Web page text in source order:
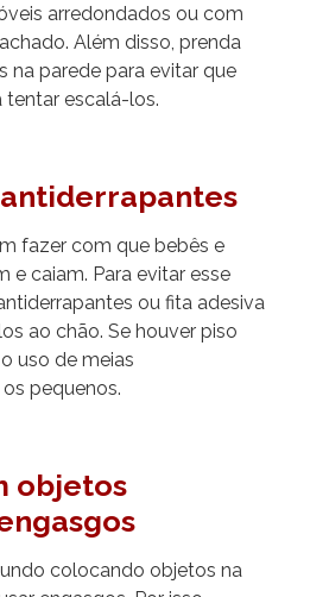
arredondados ou com
Além disso, prenda
na parede para evitar que
escalá-los.
fazer com que bebês e
e caiam. Para evitar esse
ou fita adesiva
ao chão. Se houver piso
uso de meias
pequenos.
objetos
colocando objetos na